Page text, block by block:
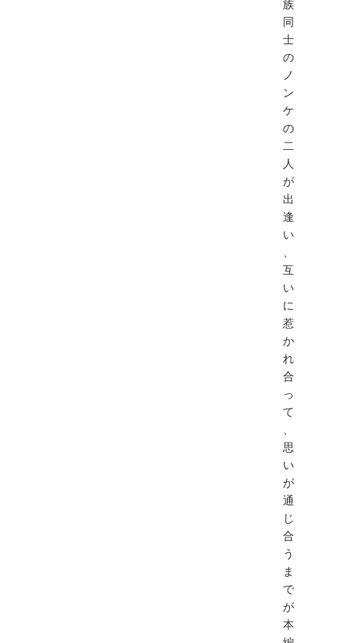
同
士
の
ノ
ン
ケ
の
二
人
が
出
逢
い
互
い
に
惹
か
れ
合
っ
て
思
い
が
通
じ
合
う
ま
で
が
本